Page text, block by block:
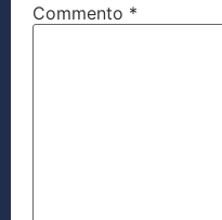
Commento *